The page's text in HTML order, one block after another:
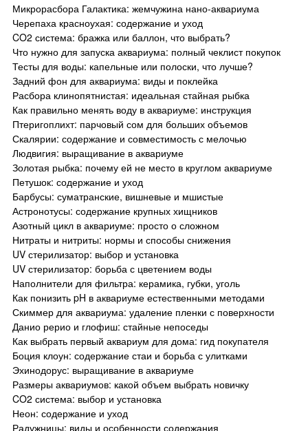
Микрорасбора Галактика: жемчужина нано-аквариума
Черепаха красноухая: содержание и уход
CO2 система: бражка или баллон, что выбрать?
Что нужно для запуска аквариума: полный чеклист покупок
Тесты для воды: капельные или полоски, что лучше?
Задний фон для аквариума: виды и поклейка
Расбора клинопятнистая: идеальная стайная рыбка
Как правильно менять воду в аквариуме: инструкция
Птеригоплихт: парчовый сом для больших объемов
Скалярии: содержание и совместимость с мелочью
Людвигия: выращивание в аквариуме
Золотая рыбка: почему ей не место в круглом аквариуме
Петушок: содержание и уход
Барбусы: суматранские, вишневые и мшистые
Астронотусы: содержание крупных хищников
Азотный цикл в аквариуме: просто о сложном
Нитраты и нитриты: нормы и способы снижения
UV стерилизатор: выбор и установка
UV стерилизатор: борьба с цветением воды
Наполнители для фильтра: керамика, губки, уголь
Как понизить pH в аквариуме естественными методами
Скиммер для аквариума: удаление пленки с поверхности
Данио рерио и глофиш: стайные непоседы
Как выбрать первый аквариум для дома: гид покупателя
Боция клоун: содержание стаи и борьба с улитками
Эхинодорус: выращивание в аквариуме
Размеры аквариумов: какой объем выбрать новичку
CO2 система: выбор и установка
Неон: содержание и уход
Радужницы: виды и особенности содержания